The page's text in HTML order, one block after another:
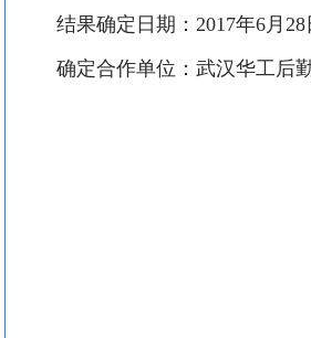
结果确定日期： 2017年6 月 28
确定合作单位：武汉华工后